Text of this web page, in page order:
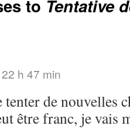
to Tentative
h 47 min
tenter de nouvelles
être franc, je vais